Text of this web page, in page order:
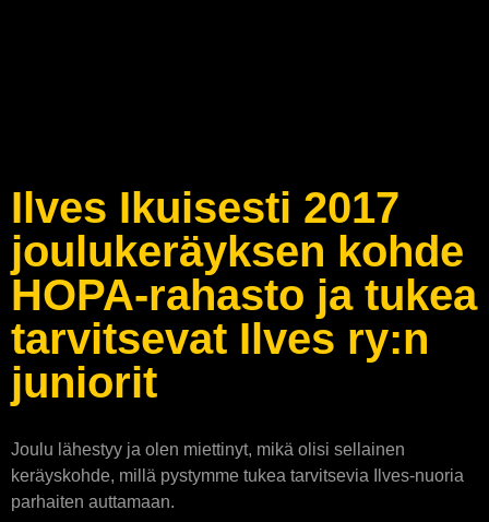
Ilves Ikuisesti 2017
joulukeräyksen kohde
HOPA-rahasto ja tukea
tarvitsevat Ilves ry:n
juniorit
Joulu lähestyy ja olen miettinyt, mikä olisi sellainen
keräyskohde, millä pystymme tukea tarvitsevia Ilves-nuoria
parhaiten auttamaan.